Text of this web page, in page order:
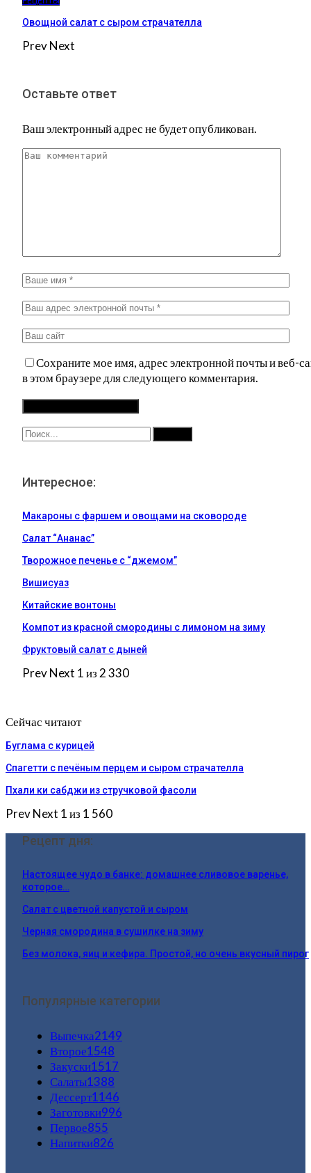
Овощной салат с сыром страчателла
PrevNext
Оставьте ответ
Ваш электронный адрес не будет опубликован.
Сохраните мое имя, адрес электронной почты и веб-
в этом браузере для следующего комментария.
Интересное:
Макароны с фаршем и овощами на сковороде
Салат “Ананас”
Творожное печенье с “джемом”
Вишисуаз
Китайские вонтоны
Компот из красной смородины с лимоном на зиму
Фруктовый салат с дыней
PrevNext 1 из 2 330
Сейчас читают
Буглама с курицей
Спагетти с печёным перцем и сыром страчателла
Пхали ки сабджи из стручковой фасоли
PrevNext 1 из 1 560
Рецепт дня:
Настоящее чудо в банке: домашнее сливовое варенье,
которое…
Салат с цветной капустой и сыром
Черная смородина в сушилке на зиму
Без молока, яиц и кефира. Простой, но очень вкусный пирог
Популярные категории
Выпечка2149
Второе1548
Закуски1517
Салаты1388
Дессерт1146
Заготовки996
Первое855
Напитки826